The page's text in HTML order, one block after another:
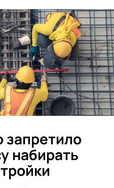
запретило
набирать